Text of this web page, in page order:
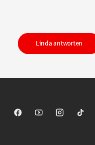
Linda antworten
Sparkasse auf Facebook
Sparkasse auf
Sparkasse